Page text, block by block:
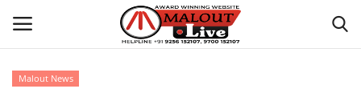
Malout News